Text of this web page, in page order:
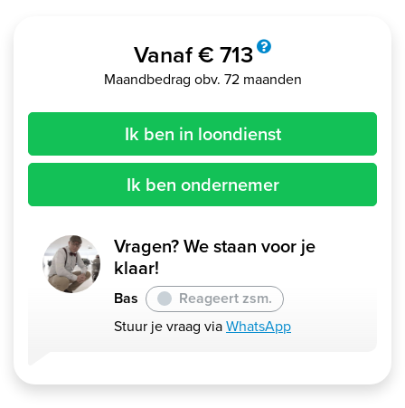
Vanaf € 713
Maandbedrag obv. 72 maanden
Ik ben in loondienst
Ik ben ondernemer
Vragen? We staan voor je
klaar!
Bas
Reageert zsm.
Stuur je vraag viaWhatsApp